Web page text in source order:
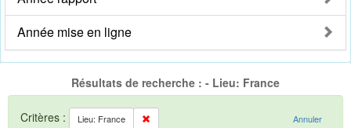
Année mise en ligne
Résultats de recherche : - Lieu: France
Critères : Lieu: France Annuler